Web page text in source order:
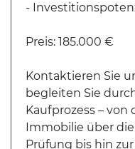
-
Preis: 185.000 €
Kontaktieren Sie
begleiten Sie
Kaufprozess –
Immobilie über
Prüfung bis hin